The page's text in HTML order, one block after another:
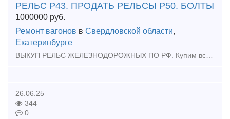
РЕЛЬС Р43. ПРОДАТЬ РЕЛЬСЫ Р50. БОЛТЫ
1000000 руб.
Ремонт вагонов в Свердловской области,
Екатеринбурге
ВЫКУП РЕЛЬС ЖЕЛЕЗНОДОРОЖНЫХ ПО РФ. Купим всп жд Выкуп рельс бу Скупка жд путей Подкладки, накладки рельс, разбор жд путей. Болты - Костыли - Гайки Противоугон П65 - Шуруп Путевой -
26.06.25
344
0